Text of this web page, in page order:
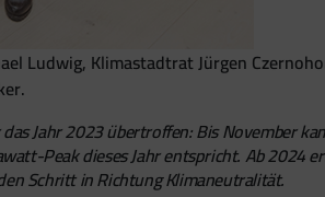
Klimastadtrat Jürgen
Jahr 2023 übertroffen: Bis November
Peak dieses Jahr entspricht. Ab 2024
Schritt in Richtung Klimaneutralität.